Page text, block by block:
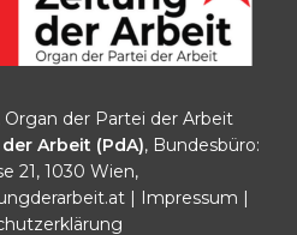
der Partei der Arbeit
Arbeit (PdA), Bundesbüro:
21, 1030 Wien,
| Impressum |